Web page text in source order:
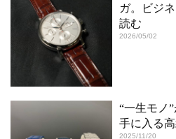
ガ。ビジ
読む
2026/05/02
“一生モノ
手に入る
2025/11/20